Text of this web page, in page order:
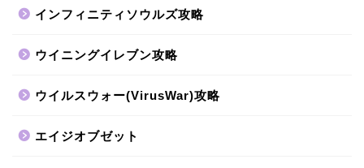
インフィニティソウルズ攻略
ウイニングイレブン攻略
ウイルスウォー(VirusWar)攻略
エイジオブゼット